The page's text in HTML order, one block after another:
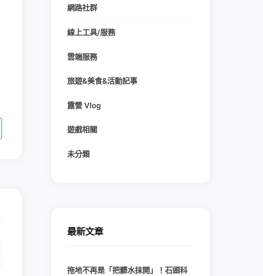
網路社群
線上工具/服務
雲端服務
旅遊&美食&活動記事
露營 Vlog
遊戲相關
未分類
最新文章
拖地不再是「把髒水抹開」！石頭科